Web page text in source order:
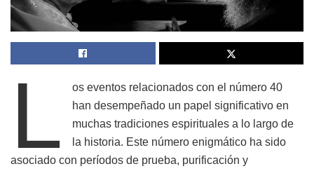
L
os eventos relacionados con el número 40
han desempeñado un papel significativo en
muchas tradiciones espirituales a lo largo de
la historia. Este número enigmático ha sido
asociado con períodos de prueba, purificación y